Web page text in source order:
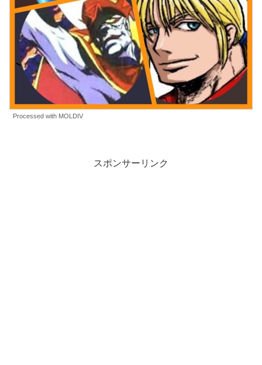
Processed with MOLDIV
スポンサーリンク